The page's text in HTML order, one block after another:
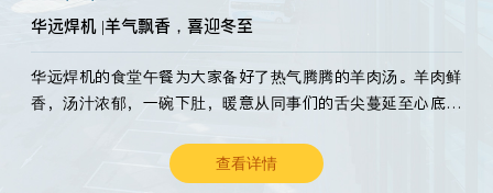
华远焊机 |羊气飘香，喜迎冬至
华远焊机的食堂午餐为大家备好了热气腾腾的羊肉汤。羊肉鲜
香，汤汁浓郁，一碗下肚，暖意从同事们的舌尖蔓延至心底。
查看详情